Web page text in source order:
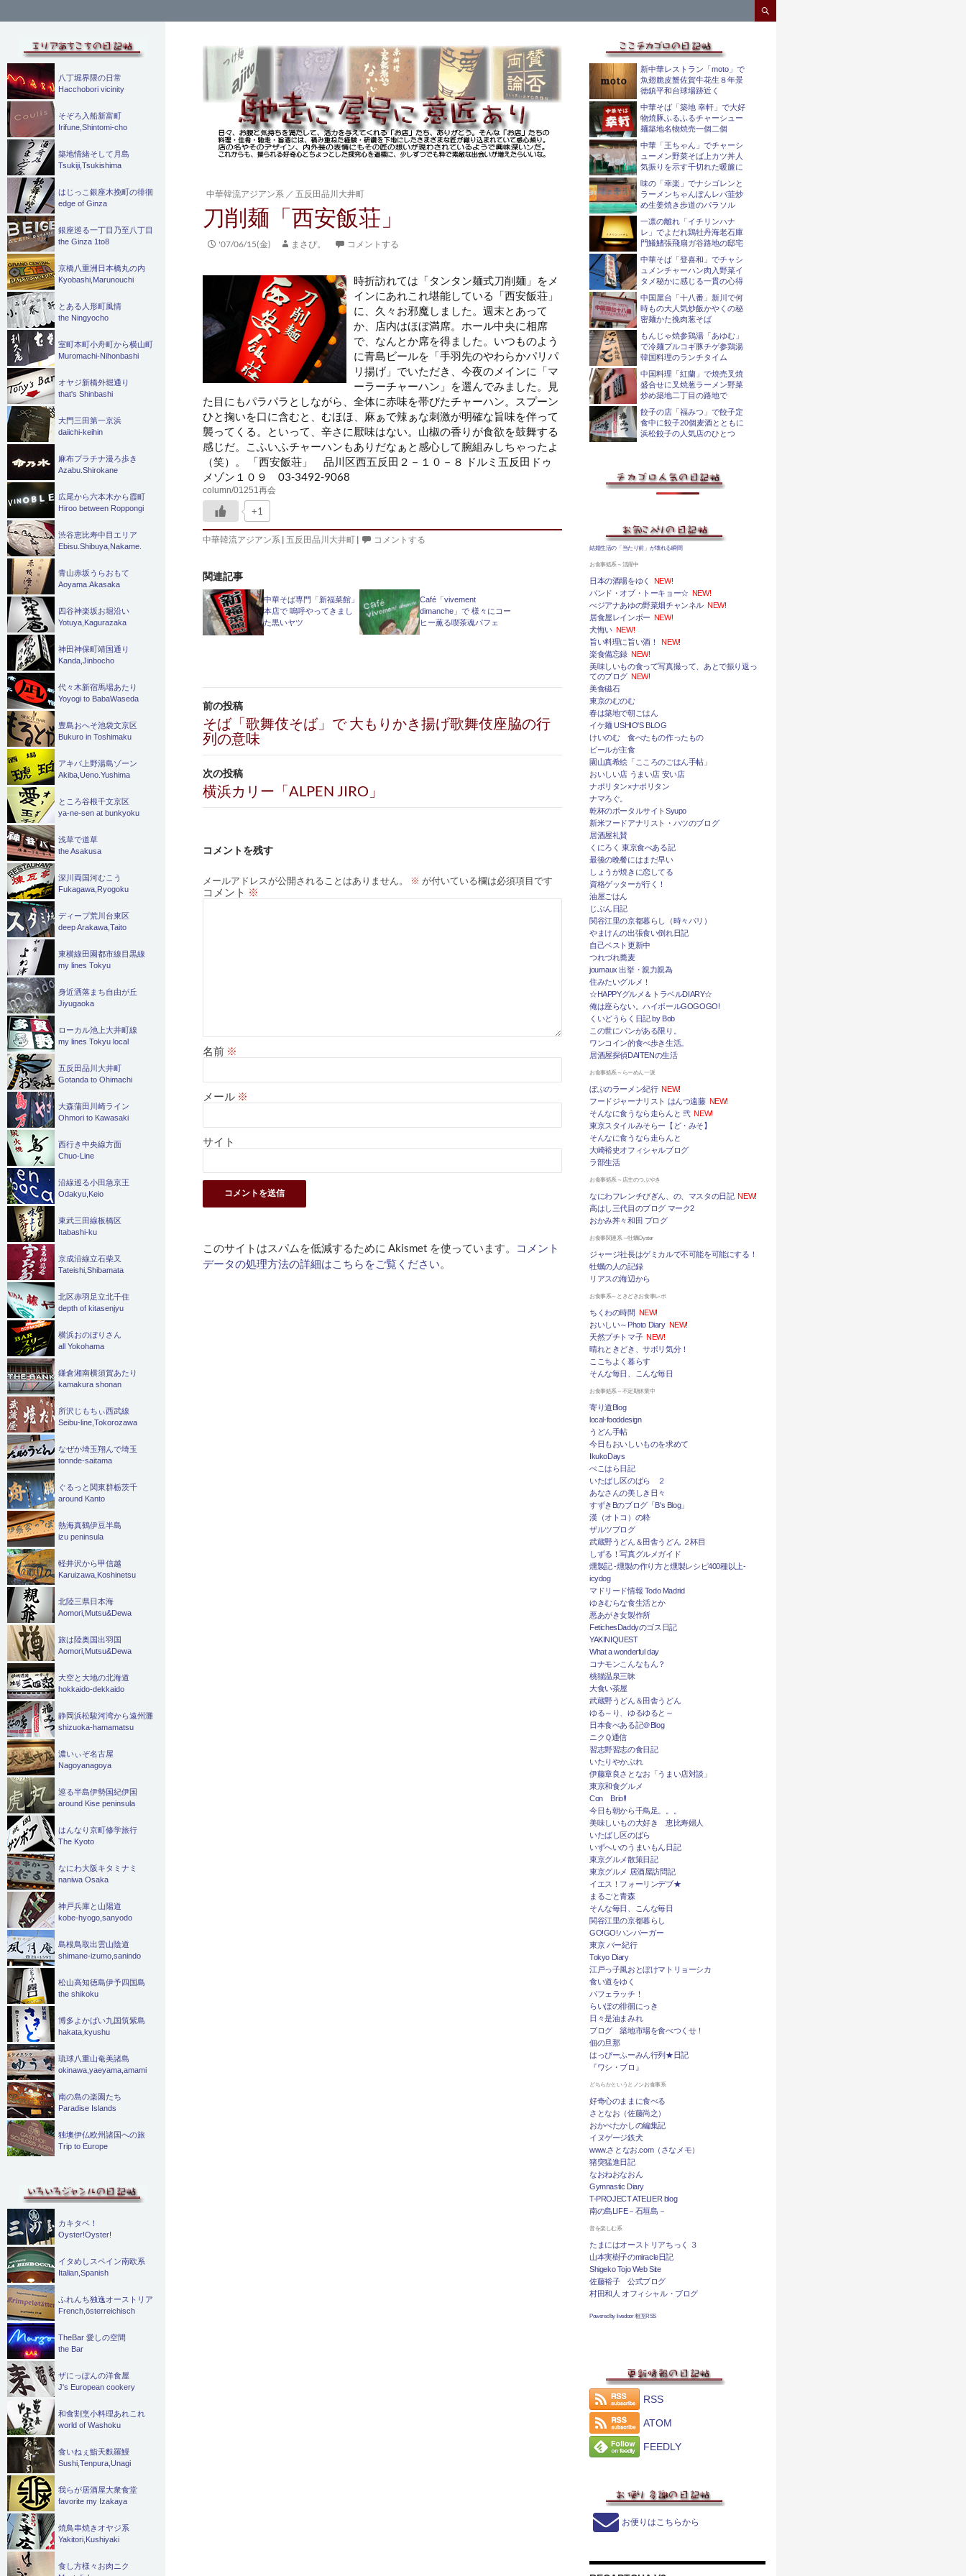
索
中華韓流アジアン系 ／五反田品川大井町
刀削麺「西安飯荘」
'07/06/15(金) まさぴ。 コメントする
時折訪れては「タンタン麺式刀削麺」 をメ
インにあれこれ堪能している「西安飯荘」
に、久々お邪魔しました。週末とあって
か、店内はほぼ満席。ホール中央に相席
で、なんとか席を得ました。いつものよう
に青島ビールを「手羽先のやわらかパリパ
リ揚げ」 でいただき、今夜のメインに「マ
ーラーチャーハン」を選んでみました。見
た目にもパラパラとしながら、全体に赤味を帯びたチャーハン。スプーン
ひと掬いを口に含むと、むほほ、麻ぁで辣ぁな刺激が明確な旨味を伴って
襲ってくる。といって、辛さに厭味はない。山椒の香りが食欲を鼓舞する
感じだ。こふいふチャーハンもありだなぁと感心して腕組みしちゃったよ
（笑）。 「西安飯荘」 品川区西五反田２－１０－８ ドルミ五反田ドゥ
メゾン１０９ 03-3492-9068
column/01251再会
+1
中華韓流アジアン系 |五反田品川大井町 | コメントする
関連記事
中華そば専門「新福菜館」
本店で 嗚呼やってきまし
た黒いヤツ
Café「vivement
dimanche」で 様々にコー
ヒー薫る喫茶魂パフェ
投
稿
ナ
ビ
ゲ
シ
ョ
ン
前の投稿
そば「歌舞伎そば」で 大もりかき揚げ歌舞伎座脇の行
列の意味
次の投稿
横浜カリー「ALPEN JIRO」
コメントを残す
メールアドレスが公開されることはありません。 ※ が付いている欄は必須項目です
コメント ※
名前 ※
メール ※
サイト
このサイトはスパムを低減するために Akismet を使っています。 コメント
データの処理方法の詳細はこちらをご覧ください。
新中華レストラン「moto」で
魚翅脆皮蟹佐賀牛花生８年景
徳鎮平和台球場跡近く
中華そば「築地 幸軒」で大好
物焼豚ふるふるチャーシュー
麺築地名物焼売一個二個
中華「王ちゃん」でチャーシ
ューメン野菜そば上カツ丼人
気振りを示す千切れた暖簾に
味の「幸楽」でナシゴレンと
ラーメンちゃんぽんレバ韮炒
め生姜焼き歩道のパラソル
一凛の離れ「イチリンハナ
レ」でよだれ鶏牡丹海老石庫
門鱶鰭張飛扇ガ谷路地の邸宅
中華そば「登喜和」でチャシ
ュメンチャーハン肉入野菜イ
タメ秘かに感じる一貫の心得
中国屋台「十八番」新川で何
時もの大人気炒飯かやくの秘
密麺かた挽肉葱そば
もんじゃ焼参鶏湯「あゆむ」
で冷麺プルコギ豚チゲ参鶏湯
韓国料理のランチタイム
中国料理「紅蘭」で焼売叉焼
盛合せに叉焼葱ラーメン野菜
炒め築地二丁目の路地で
餃子の店「福みつ」で餃子定
食中に餃子20個麦酒とともに
浜松餃子の人気店のひとつ
結婚生活の「当たり前」が壊れる瞬間
お食事処系～活躍中
日本の酒場をゆく
NEW!
バンド・オブ・トーキョー☆ NEW!
べジアナあゆの野菜畑チャンネル NEW!
居食屋レインボー NEW!
犬悔い NEW!
旨い料理に旨い酒！
NEW!
楽食備忘録 NEW!
美味しいもの食って写真撮って、あとで振り返っ
てのブログ NEW!
美食磁石
東京のむのむ
春は築地で朝ごはん
イケ麺 USHIO'S BLOG
けいのむ 食べたもの作ったもの
ビールが主食
園山真希絵「こころのごはん手帖」
おいしい店 うまい店 安い店
ナポリタン×ナポリタン
ナマろぐ。
乾杯のポータルサイトSyupo
新米フードアナリスト・ハツのブログ
居酒屋礼賛
くにろく 東京食べある記
最後の晩餐にはまだ早い
しょうが焼きに恋してる
資格ゲッターが行く！
油屋ごはん
じぶん日記
関谷江里の京都暮らし（時々パリ）
やまけんの出張食い倒れ日記
自己ベスト更新中
つれづれ蕎麦
journaux 出挙・親力親為
住みたいグルメ！
☆HAPPYグルメ＆トラベルDIARY☆
俺は座らない。ハイボールGOGOGO!
くいどうらく日記 by Bob
この世にパンがある限り。
ワンコイン的食べ歩き生活。
居酒屋探偵DAITENの生活
お食事処系～らーめん一派
ぼぶのラーメン紀行 NEW!
フードジャーナリスト はんつ遠藤 NEW!
そんなに食うなら走らんと 弐 NEW!
東京スタイルみそらー【ど・みそ】
そんなに食うなら走らんと
大崎裕史オフィシャルブログ
ラ部生活
お食事処系～店主のつぶやき
なにわフレンチびぎん、の、マスタの日記 NEW!
高はし三代目のブログ マーク2
おかみ丼々和田 ブログ
お食事関連系～牡蠣Oyster
ジャージ社長はゲミカルで不可能を可能にする！
牡蠣の人の記録
リアスの海辺から
お食事系～ときどきお食事レポ
ちくわの時間 NEW!
おいしい～Photo Diary NEW!
天然プチトマ子 NEW!
晴れときどき、サボリ気分！
ここちよく暮らす
そんな毎日、こんな毎日
お食事処系～不定期休業中
寄り道Blog
local-fooddesign
うどん手帖
今日もおいしいものを求めて
IkukoDays
ぺこはら日記
いたばし区のばら ２
あなさんの美しき日々
すずきBのブログ「B's Blog」
漢（オトコ）の粋
ザルツブログ
武蔵野うどん＆田舎うどん ２杯目
しずる！写真グルメガイド
燻製記 -燻製の作り方と燻製レシピ400種以上-
icydog
マドリード情報 Todo Madrid
ゆきむらな食生活とか
悪あがき女製作所
FetichesDaddyのゴス日記
YAKINIQUEST
What a wonderful day
コナモンこんなもん？
桃猫温泉三昧
大食い茶屋
武蔵野うどん＆田舎うどん
ゆる～り、ゆるゆると～
日本食べある記＠Blog
ニクＱ通信
習志野習志の食日記
いたりやかぶれ
伊藤章良さとなお「うまい店対談」
東京和食グルメ
Con Brio!!
今日も朝から千鳥足。。。
美味しいもの大好き 恵比寿婦人
いたばし区のばら
いずへいのうまいもん日記
東京グルメ散策日記
東京グルメ 居酒屋訪問記
イエス！フォーリンデブ★
まるごと青森
そんな毎日、こんな毎日
関谷江里の京都暮らし
GO!GO!ハンバーガー
東京 バー紀行
Tokyo Diary
江戸っ子風おとぼけマトリョーシカ
食い道をゆく
パフェラッチ！
らいぽの徘徊にっき
日々是油まみれ
ブログ 築地市場を食べつくせ！
佃の旦那
はっぴーふーみん行列★日記
『ワシ・ブロ』
どちらかというとノンお食事系
好奇心のままに食べる
さとなお（佐藤尚之）
おかべたかしの編集記
イヌゲージ鉄犬
www.さとなお.com（さなメモ）
猪突猛進日記
なおねおなおん
Gymnastic Diary
T-PROJECT ATELIER blog
南の島LIFE－石垣島－
音を楽しむ系
たまにはオーストリアちっく ３
山本実樹子のmiracle日記
Shigeko Tojo Web Site
佐藤裕子 公式ブログ
村田和人 オフィシャル・ブログ
Powered by livedoor 相互RSS
RSS
ATOM
FEEDLY
お便りはこちらから
八丁堀界隈の日常
Hacchobori vicinity
そぞろ入船新富町
Irifune,Shintomi-cho
築地情緒そして月島
Tsukiji,Tsukishima
はじっこ銀座木挽町の徘徊
edge of Ginza
銀座巡る一丁目乃至八丁目
the Ginza 1to8
京橋八重洲日本橋丸の内
Kyobashi,Marunouchi
とある人形町風情
the Ningyocho
室町本町小舟町から横山町
Muromachi-Nihonbashi
オヤジ新橋外堀通り
that's Shinbashi
大門三田第一京浜
daiichi-keihin
麻布プラチナ漫ろ歩き
Azabu.Shirokane
広尾から六本木から霞町
Hiroo between Roppongi
渋谷恵比寿中目エリア
Ebisu.Shibuya,Nakame.
青山赤坂うらおもて
Aoyama.Akasaka
四谷神楽坂お堀沿い
Yotuya,Kagurazaka
神田神保町靖国通り
Kanda,Jinbocho
代々木新宿馬場あたり
Yoyogi to BabaWaseda
豊島おへそ池袋文京区
Bukuro in Toshimaku
アキバ上野湯島ゾーン
Akiba,Ueno.Yushima
ところ谷根千文京区
ya-ne-sen at bunkyoku
浅草で道草
the Asakusa
深川両国河むこう
Fukagawa,Ryogoku
ディープ荒川台東区
deep Arakawa,Taito
東横線田園都市線目黒線
my lines Tokyu
身近洒落まち自由が丘
Jiyugaoka
ローカル池上大井町線
my lines Tokyu local
五反田品川大井町
Gotanda to Ohimachi
大森蒲田川崎ライン
Ohmori to Kawasaki
西行き中央線方面
Chuo-Line
沿線巡る小田急京王
Odakyu,Keio
東武三田線板橋区
Itabashi-ku
京成沿線立石柴又
Tateishi,Shibamata
北区赤羽足立北千住
depth of kitasenjyu
横浜おのぼりさん
all Yokohama
鎌倉湘南横須賀あたり
kamakura shonan
所沢じもちぃ西武線
Seibu-line,Tokorozawa
なぜか埼玉翔んで埼玉
tonnde-saitama
ぐるっと関東群栃茨千
around Kanto
熱海真鶴伊豆半島
izu peninsula
軽井沢から甲信越
Karuizawa,Koshinetsu
北陸三県日本海
Aomori,Mutsu&Dewa
旅は陸奥国出羽国
Aomori,Mutsu&Dewa
大空と大地の北海道
hokkaido-dekkaido
静岡浜松駿河湾から遠州灘
shizuoka-hamamatsu
濃いぃぞ名古屋
Nagoyanagoya
巡る半島伊勢国紀伊国
around Kise peninsula
はんなり京町修学旅行
The Kyoto
なにわ大阪キタミナミ
naniwa Osaka
神戸兵庫と山陽道
kobe-hyogo,sanyodo
島根鳥取出雲山陰道
shimane-izumo,sanindo
松山高知徳島伊予四国島
the shikoku
博多よかばい九国筑紫島
hakata,kyushu
琉球八重山奄美諸島
okinawa,yaeyama,amami
南の島の楽園たち
Paradise Islands
独墺伊仏欧州諸国への旅
Trip to Europe
カキタベ！
Oyster!Oyster!
イタめしスペイン南欧系
Italian,Spanish
ふれんち独逸オーストリア
French,österreichisch
TheBar 愛しの空間
the Bar
ザにっぽんの洋食屋
J's European cookery
和食割烹小料理あれこれ
world of Washoku
食いねぇ鮨天麩羅鰻
Sushi,Tenpura,Unagi
我らが居酒屋大衆食堂
favorite my Izakaya
焼鳥串焼きオヤジ系
Yakitori,Kushiyaki
食し方様々お肉ニク